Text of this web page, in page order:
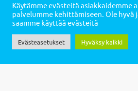
kaikille ja kaikkialla.”
Yhteistyön toimivuuden kannalta
ollut suora vuoropuhelu, jossa
Omaishoitajat ovat lähellä
Käytämme evästeitä asiakkaidemme
palvelumme kehittämiseen. Ole hyvä
saamme käyttää evästeitä
Evästeasetukset Hyväksy kaikki